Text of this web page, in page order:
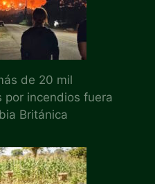
de 20 mil
por incendios fuera
Británica